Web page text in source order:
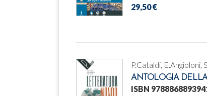
29,50 €
P.Cataldi, E.Angioloni,
ANTOLOGIA
ISBN